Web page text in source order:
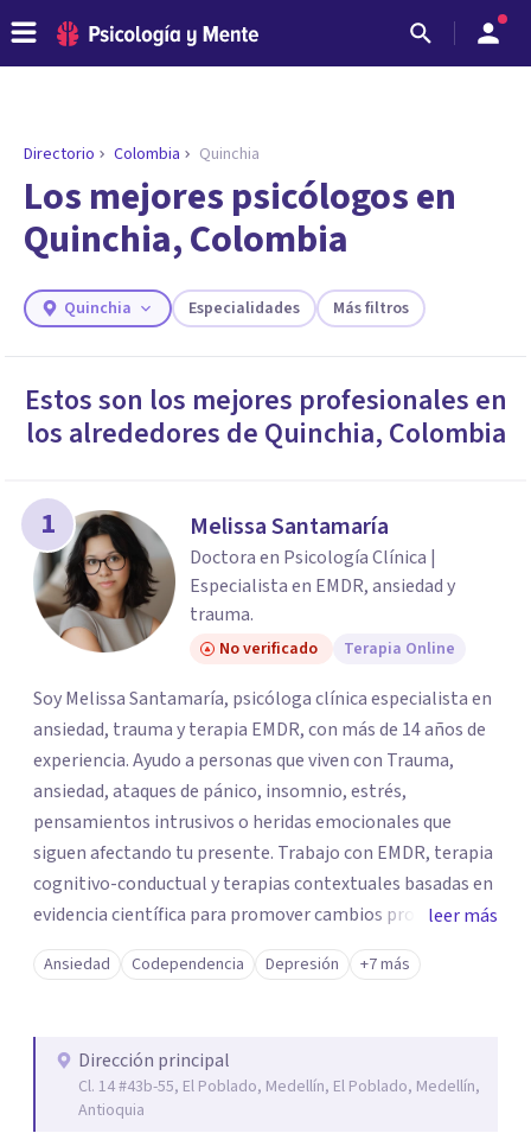
ENCONTRAR MI TERAPEUTA
¿Necesitas ayuda para encontrar el
psicólogo adecuado?
Responde a unas breves preguntas y te ofreceremos
necesidades.
Directorio Colombia Quinchia
Los mejores psicólogos en
Quinchia, Colombia
Quinchia Especialidades Más filtros
Estos son los mejores profesionales en
los alrededores de Quinchia, Colombia
1 Melissa Santamaría
Doctora en Psicología Clínica |
Especialista en EMDR, ansiedad y
trauma.
No verificado Terapia Online
Soy Melissa Santamaría, psicóloga clínica especialista en
ansiedad, trauma y terapia EMDR, con más de 14 años de
experiencia. Ayudo a personas que viven con Trauma,
ansiedad, ataques de pánico, insomnio, estrés,
pensamientos intrusivos o heridas emocionales que
siguen afectando tu presente. Trabajo con EMDR, terapia
cognitivo-conductual y terapias contextuales basadas en
evidencia científica para promover cambios profundos y
duraderos. Atiendo adultos, adolescentes, parejas y
familias de forma presencial en Medellín y online, en un
leer más
Ansiedad Codependencia Depresión +7 más
Dirección principal
Cl. 14 #43b-55, El Poblado, Medellín, El Poblado, Medellín,
Antioquia